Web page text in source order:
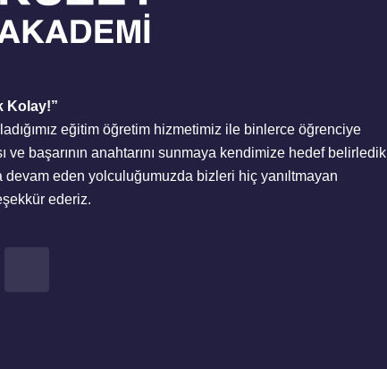
Kolay!”
eğitim öğretim hizmetimiz ile binlerce öğrenciye
ve başarının anahtarını sunmaya kendimize hedef belirledik
devam eden yolculuğumuzda bizleri hiç yanıltmayan
ederiz.